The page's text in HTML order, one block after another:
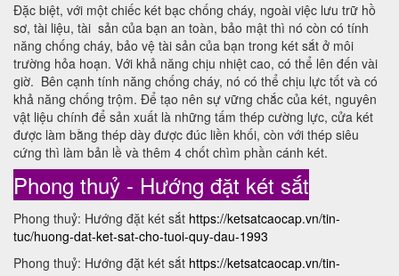
Đặc biệt, với một chiếc két bạc chống cháy, ngoài việc lưu trữ hồ
sơ, tài liệu, tài sản của bạn an toàn, bảo mật thì nó còn có tính
năng chống cháy, bảo vệ tài sản của bạn trong két sắt ở môi
trường hỏa hoạn. Với khả năng chịu nhiệt cao, có thể lên đến vài
giờ. Bên cạnh tính năng chống cháy, nó có thể chịu lực tốt và có
khả năng chống trộm. Để tạo nên sự vững chắc của két, nguyên
vật liệu chính để sản xuất là những tấm thép cường lực, cửa két
được làm bằng thép dày được đúc liền khối, còn với thép siêu
cứng thì làm bản lề và thêm 4 chốt chìm phần cánh két.
Phong thuỷ - Hướng đặt két sắt
Phong thuỷ: Hướng đặt két sắt https://ketsatcaocap.vn/tin-
tuc/huong-dat-ket-sat-cho-tuoi-quy-dau-1993
Phong thuỷ: Hướng đặt két sắt https://ketsatcaocap.vn/tin-